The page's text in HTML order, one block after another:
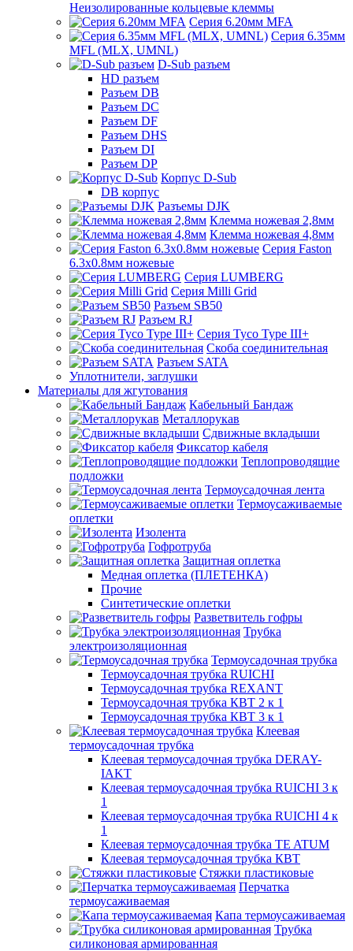
Неизолированные кольцевые клеммы
Серия 6.20мм MFA
Серия 6.35мм
MFL (MLX, UMNL)
D-Sub разъем
HD разъем
Разъем DB
Разъем DC
Разъем DF
Разъем DHS
Разъем DI
Разъем DP
Корпус D-Sub
DB корпус
Разъемы DJK
Клемма ножевая 2,8мм
Клемма ножевая 4,8мм
Серия Faston
6.3х0.8мм ножевые
Серия LUMBERG
Серия Milli Grid
Разъем SB50
Разъем RJ
Серия Tyco Type III+
Скоба соединительная
Разъем SATA
Уплотнители, заглушки
Материалы для жгутования
Кабельный Бандаж
Металлорукав
Сдвижные вкладыши
Фиксатор кабеля
Теплопроводящие
подложки
Термоусадочная лента
Термоусаживаемые
оплетки
Изолента
Гофротруба
Защитная оплетка
Медная оплетка (ПЛЕТЕНКА)
Прочие
Синтетические оплетки
Разветвитель гофры
Трубка
электроизоляционная
Термоусадочная трубка
Термоусадочная трубка RUICHI
Термоусадочная трубка REXANT
Термоусадочная трубка КВТ 2 к 1
Термоусадочная трубка КВТ 3 к 1
Клеевая
термоусадочная трубка
Клеевая термоусадочная трубка DERAY-
IAKT
Клеевая термоусадочная трубка RUICHI 3 к
1
Клеевая термоусадочная трубка RUICHI 4 к
1
Клеевая термоусадочная трубка TE ATUM
Клеевая термоусадочная трубка КВТ
Стяжки пластиковые
Перчатка
термоусаживаемая
Капа термоусаживаемая
Трубка
силиконовая армированная